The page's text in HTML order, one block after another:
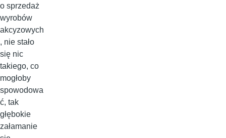
o sprzedaż
wyrobów
akcyzowych
, nie stało
się nic
takiego, co
mogłoby
spowodowa
ć, tak
głębokie
załamanie